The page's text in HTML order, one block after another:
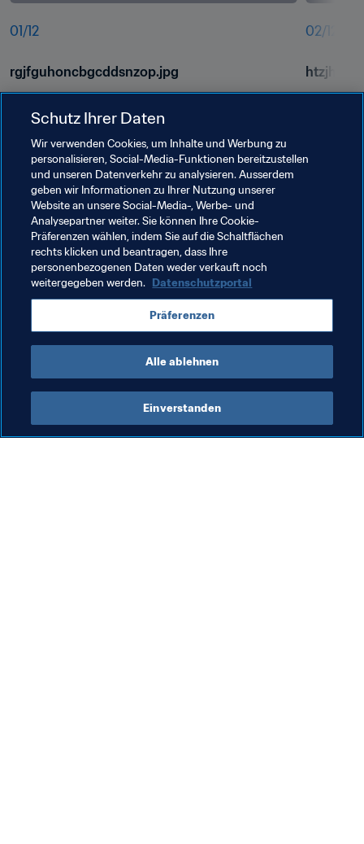
01 /12
rgjfguhoncbgcddsnzop.jpg
02/12
Verwandte Themen
FIFA U-20-Weltmeisterschaft Polen 2019™
Schutz Ihrer Daten
Wir verwenden Cookies, um Inhalte und Werbung zu
personalisieren, Social-Media-Funktionen bereitzustellen
und unseren Datenverkehr zu analysieren. Ausserdem
geben wir Informationen zu Ihrer Nutzung unserer
Website an unsere Social-Media-, Werbe- und
Analysepartner weiter. Sie können Ihre Cookie-
Präferenzen wählen, indem Sie auf die Schaltflächen
rechts klicken und beantragen, dass Ihre
personenbezogenen Daten weder verkauft noch
weitergegeben werden. Datenschutzportal
Präferenzen
Alle ablehnen
Einverstanden